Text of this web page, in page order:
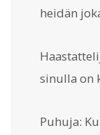
heidän
sinulla on
Puhuja: